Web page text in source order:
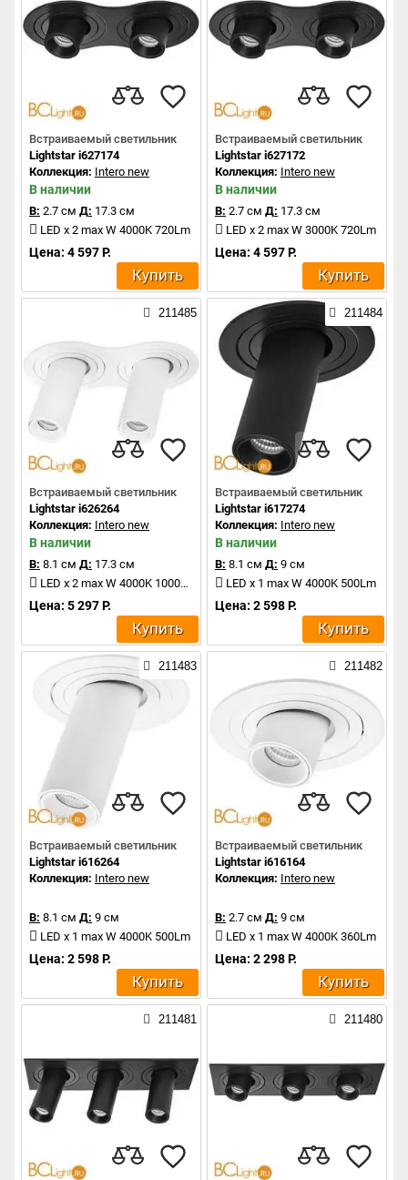
Встраиваемый светильник
Lightstar i627174
Коллекция: Intero new
В наличии
В: 2.7 см Д: 17.3 см
LED x 2 max W 4000K 720Lm
Цена: 4 597 Р.
Купить
Встраиваемый светильник
Lightstar i627172
Коллекция: Intero new
В наличии
В: 2.7 см Д: 17.3 см
LED x 2 max W 3000K 720Lm
Цена: 4 597 Р.
Купить
211485
Встраиваемый светильник
Lightstar i626264
Коллекция: Intero new
В наличии
В: 8.1 см Д: 17.3 см
LED x 2 max W 4000K 1000Lm
Цена: 5 297 Р.
Купить
211484
Встраиваемый светильник
Lightstar i617274
Коллекция: Intero new
В наличии
В: 8.1 см Д: 9 см
LED x 1 max W 4000K 500Lm
Цена: 2 598 Р.
Купить
211483
Встраиваемый светильник
Lightstar i616264
Коллекция: Intero new
В: 8.1 см Д: 9 см
LED x 1 max W 4000K 500Lm
Цена: 2 598 Р.
Купить
211482
Встраиваемый светильник
Lightstar i616164
Коллекция: Intero new
В: 2.7 см Д: 9 см
LED x 1 max W 4000K 360Lm
Цена: 2 298 Р.
Купить
211481 211480